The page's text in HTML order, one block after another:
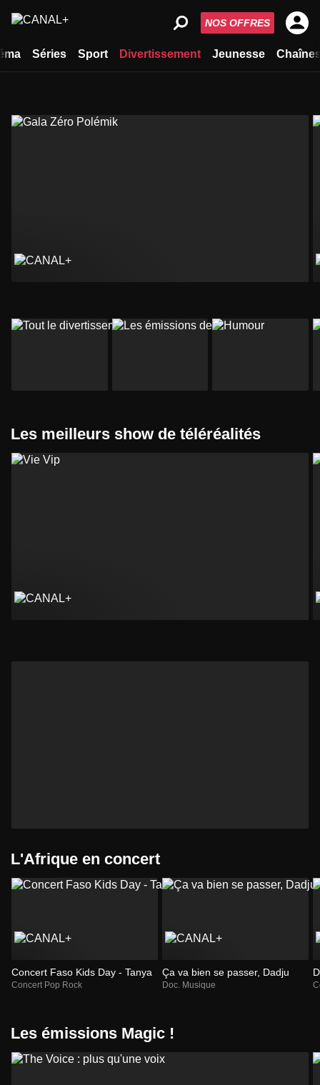
Séries Sport Divertissement Jeunesse
NOS OFFRES
Les meilleurs show de téléréalités
L'Afrique en concert
Concert Faso Kids Day - Tanya
Concert Pop Rock
Ça va bien se passer, Dadju
Doc. Musique
Les émissions Magic !